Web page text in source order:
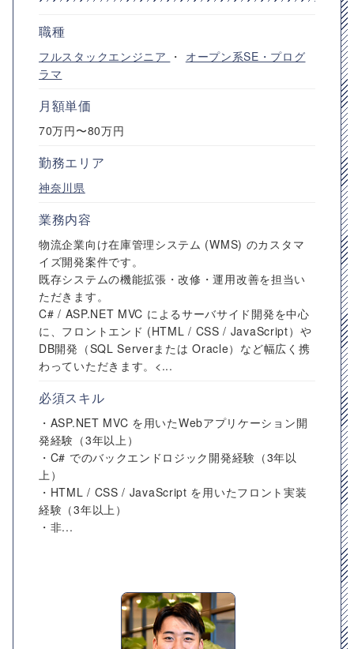
職種
フルスタックエンジニア ・ オープン系SE・プログ
ラマ
月額単価
70万円〜80万円
勤務エリア
神奈川県
業務内容
物流企業向け在庫管理システム (WMS) のカスタマ
イズ開発案件です。
既存システムの機能拡張・改修・運用改善を担当い
ただきます。
C# / ASP.NET MVC によるサーバサイド開発を中心
に、フロントエンド (HTML / CSS / JavaScript）や
DB開発（SQL Serverまたは Oracle）など幅広く携
わっていただきます。<...
必須スキル
・ASP.NET MVC を用いたWebアプリケーション開
発経験（3年以上）
・C# でのバックエンドロジック開発経験（3年以
上）
・HTML / CSS / JavaScript を用いたフロント実装
経験（3年以上）
・非...